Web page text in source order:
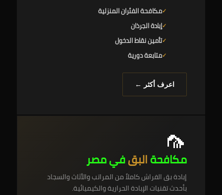
مكافحة الفئران المنزلية
إبادة الجرذان
تأمين نقاط الدخول
متابعة دورية
اعرف أكثر ←
🦟
مكافحةالبقفي مصر
إبادة بق الفراش كاملاً من المراتب والأثاث والسجاد
بأحدث تقنيات الإبادة الحرارية والكيميائية.